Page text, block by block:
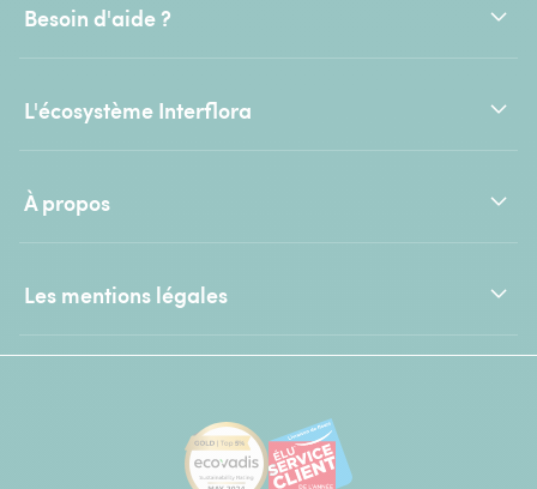
Besoin d'aide ?
L'écosystème Interflora
À propos
Les mentions légales